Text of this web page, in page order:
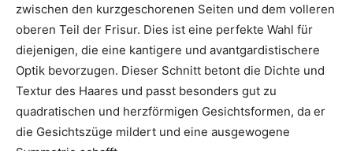
zwischen den kurzgeschorenen Seiten und dem volleren
oberen Teil der Frisur. Dies ist eine perfekte Wahl für
diejenigen, die eine kantigere und avantgardistischere
Optik bevorzugen. Dieser Schnitt betont die Dichte und
Textur des Haares und passt besonders gut zu
quadratischen und herzförmigen Gesichtsformen, da er
die Gesichtszüge mildert und eine ausgewogene